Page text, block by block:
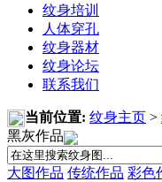
纹身培训
人体穿孔
纹身器材
纹身论坛
联系我们
当前位置: 纹身主页 >
黑灰作品
大图作品 传统作品 彩色